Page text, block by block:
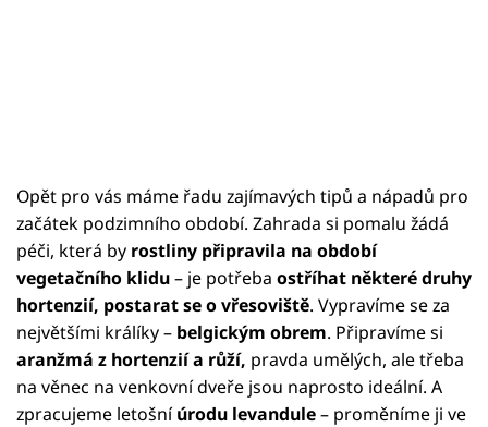
Opět pro vás máme řadu zajímavých tipů a nápadů pro
začátek podzimního období. Zahrada si pomalu žádá
péči, která by rostliny připravila na období
vegetačního klidu– je potřeba ostříhat některé druhy
hortenzií, postarat se o vřesoviště. Vypravíme se za
největšími králíky – belgickým obrem. Připravíme si
aranžmá z hortenzií a růží, pravda umělých, ale třeba
na věnec na venkovní dveře jsou naprosto ideální. A
zpracujeme letošníúrodu levandule– proměníme ji ve